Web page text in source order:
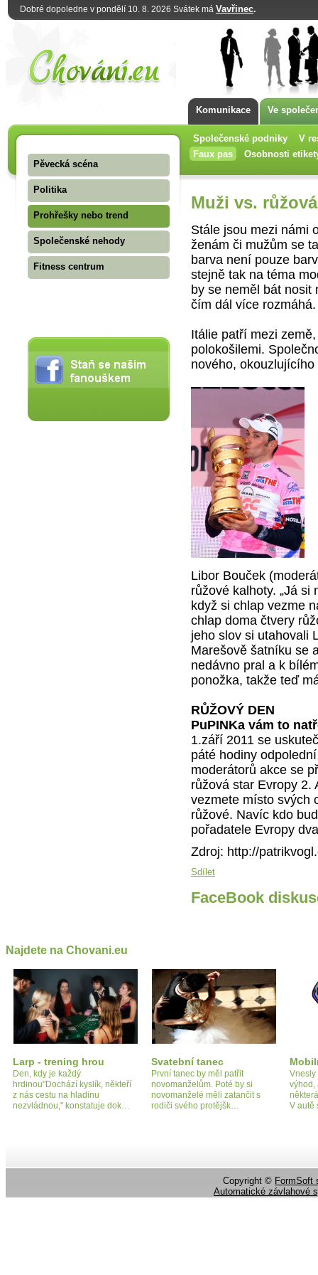
Dobré dopoledne v pondělí 10. 8. 2026 Svátek má Vavřinec.
Komunikace Ve
Společenské podniky
V
Faux pas
Osobnosti
Pěvecká scéna
Politika
Prohřešky nebo trend
Společenské nehody
Fitness centrum
Muži vs. růžová
Stále jsou mezi námi
ženám či mužům se
barva není pouze
stejně tak na téma
by se neměl bát nosit
čím dál více rozmáhá.
Itálie patří mezi
polokošilemi.
nového,
Libor Bouček
růžové kalhoty. „Já
když si chlap vezme
chlap doma čtvery
jeho slov si utahovali
Marešově šatníku se
nedávno pral a k
ponožka, takže teď
RŮŽOVÝ DEN
PuPINKa vám to
1.září 2011 se
páté hodiny
moderátorů akce se
růžová star Evropy 2.
vezmete místo svých
růžové. Navíc kdo
pořadatele Evropy
Zdroj: http://
Sdílet
FaceBook
Najdete na Chovani.eu
Larp - trening hrou
Den, kdy je každý
hrdinou"Dochází kyslík, někteří
z nás cestu na hladinu
nezvládnou," konstatuje dok…
Svatební tanec
První tanec by měl patřit
novomanželům. Poté by si
novomanželé měli zatančit s
rodiči svého protějšk…
Vnesly
výhod,
V
Copyright © FormSoft
Automatické závlahové